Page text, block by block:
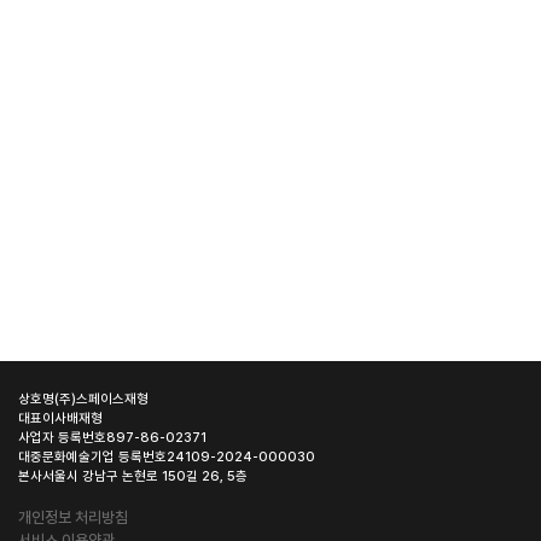
상호명(주)스페이스재형
대표이사배재형
사업자 등록번호897-86-02371
대중문화예술기업 등록번호24109-2024-000030
본사서울시 강남구 논현로 150길 26, 5층
개인정보 처리방침